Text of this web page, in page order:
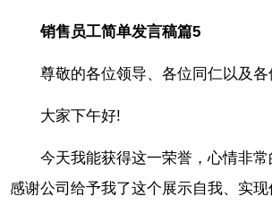
销售员工简单发言稿篇5
尊敬的各位领导、各位同仁以及各
大家下午好!
今天我能获得这一荣誉，心情非
感谢公司给予我了这个展示自我、实